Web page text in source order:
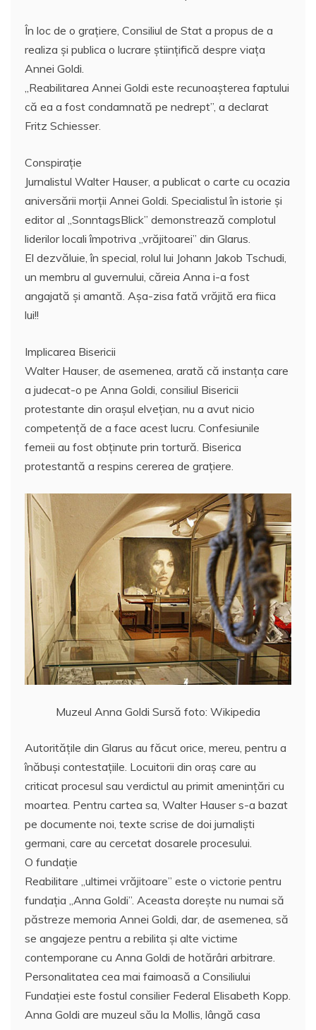
În loc de o graţiere, Consiliul de Stat a propus de a
realiza şi publica o lucrare ştiinţifică despre viaţa
Annei Goldi.
„Reabilitarea Annei Goldi este recunoaşterea faptului
că ea a fost condamnată pe nedrept”, a declarat
Fritz Schiesser.
Conspiraţie
Jurnalistul Walter Hauser, a publicat o carte cu ocazia
aniversării morţii Annei Goldi. Specialistul în istorie şi
editor al „SonntagsBlick” demonstrează complotul
liderilor locali împotriva „vrăjitoarei” din Glarus.
El dezvăluie, în special, rolul lui Johann Jakob Tschudi,
un membru al guvernului, căreia Anna i-a fost
angajată şi amantă. Aşa-zisa fată vrăjită era fiica
lui!!
Implicarea Bisericii
Walter Hauser, de asemenea, arată că instanţa care
a judecat-o pe Anna Goldi, consiliul Bisericii
protestante din oraşul elveţian, nu a avut nicio
competenţă de a face acest lucru. Confesiunile
femeii au fost obţinute prin tortură. Biserica
protestantă a respins cererea de graţiere.
Muzeul Anna Goldi Sursă foto: Wikipedia
Autorităţile din Glarus au făcut orice, mereu, pentru a
înăbuşi contestaţiile. Locuitorii din oraş care au
criticat procesul sau verdictul au primit ameninţări cu
moartea. Pentru cartea sa, Walter Hauser s-a bazat
pe documente noi, texte scrise de doi jurnalişti
germani, care au cercetat dosarele procesului.
O fundaţie
Reabilitare „ultimei vrăjitoare” este o victorie pentru
fundaţia „Anna Goldi”. Aceasta doreşte nu numai să
păstreze memoria Annei Goldi, dar, de asemenea, să
se angajeze pentru a rebilita şi alte victime
contemporane cu Anna Goldi de hotărâri arbitrare.
Personalitatea cea mai faimoasă a Consiliului
Fundaţiei este fostul consilier Federal Elisabeth Kopp.
Anna Goldi are muzeul său la Mollis, lângă casa